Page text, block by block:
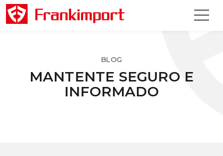
BLOG
MANTENTE SEGURO E
INFORMADO